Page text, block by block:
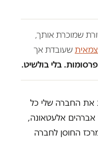
שמוכרת אותך,
שעובדת אך
פרסומות. בלי בולשיט.
את החברה שלי כל
אברהים אלעטאונה,
החוסן לחברה